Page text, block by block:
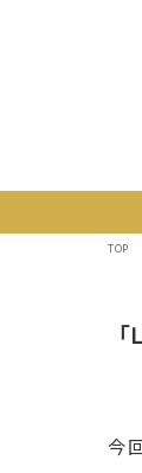
TOP
今